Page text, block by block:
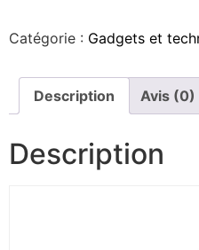
Catégorie : Gadgets et
Description Avis (0)
Description